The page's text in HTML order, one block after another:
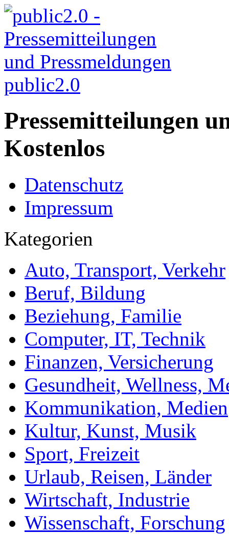
public2.0
Pressemitteilungen
Kostenlos
Datenschutz
Impressum
Kategorien
Auto, Transport, Verkehr
Beruf, Bildung
Beziehung, Familie
Computer, IT, Technik
Finanzen, Versicherung
Gesundheit, Wellness,
Kommunikation, Medien
Kultur, Kunst, Musik
Sport, Freizeit
Urlaub, Reisen, Länder
Wirtschaft, Industrie
Wissenschaft, Forschung